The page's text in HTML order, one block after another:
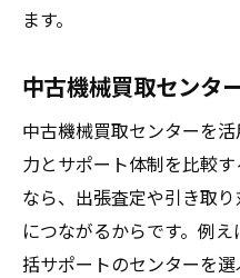
ます。
中古機械買取センタ
中古機械買取センターを
力とサポート体制を比較
なら、出張査定や引き取
につながるからです。例
括サポートのセンターを